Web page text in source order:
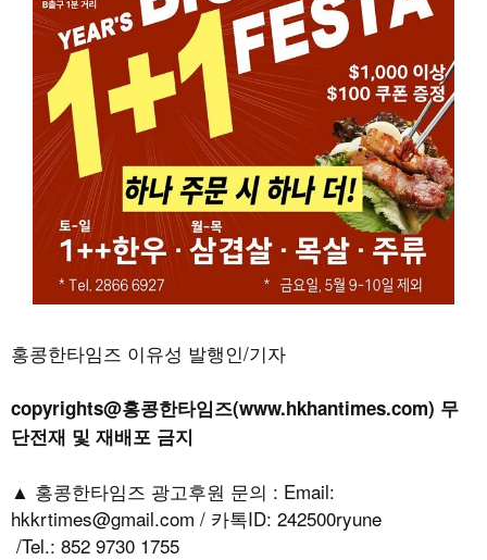
홍콩한타임즈 이유성 발행인/기자
copyrights@홍콩한타임즈(www.hkhantimes.com) 무
단전재 및 재배포 금지
▲ 홍콩한타임즈 광고후원 문의 : Email:
hkkrtimes@gmail.com / 카톡ID: 242500ryune
/Tel.: 852 9730 1755